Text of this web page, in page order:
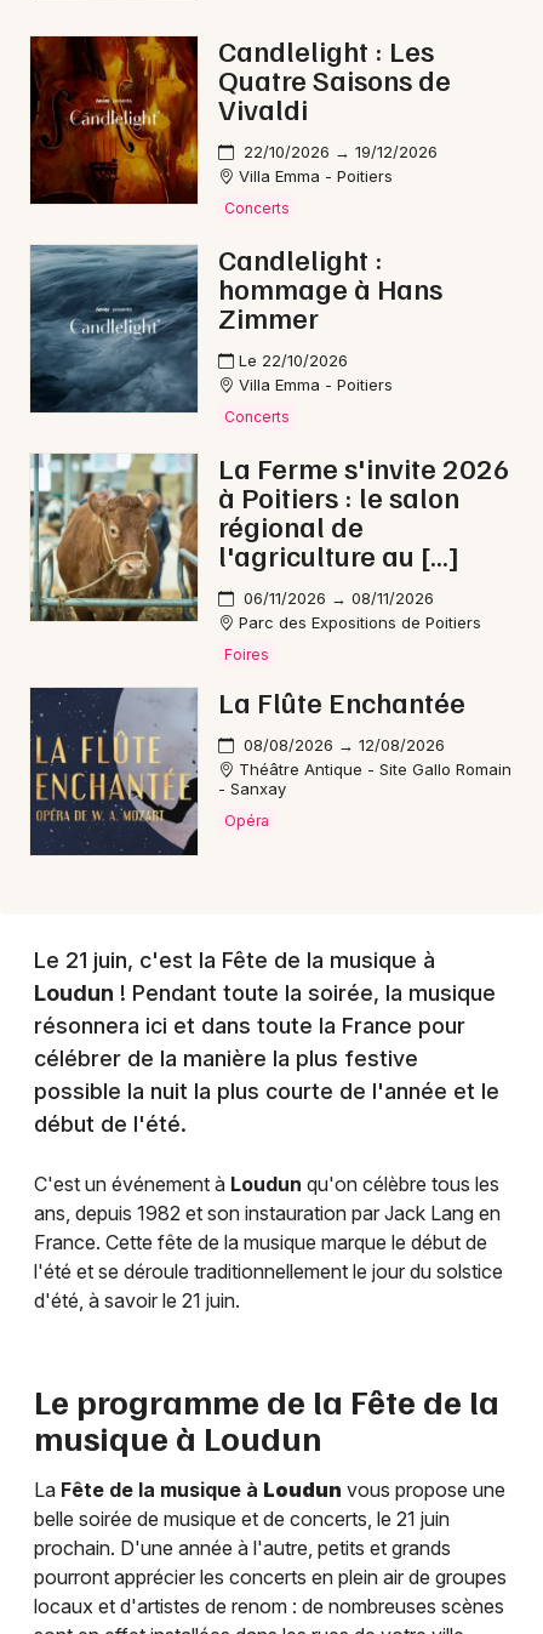
Fête de la musique en Nouvelle-Aquitaine
Newsletter des sorties
Artistes en tournée
Actus à Loudun
Magazine à Loudun
Choisir mes départements
Mon email
Je m'abonne
Candlelight : Les
Quatre Saisons de
Vivaldi
22/10/2026 → 19/12/2026
Villa Emma - Poitiers
Concerts
Candlelight :
hommage à Hans
Zimmer
Le 22/10/2026
Villa Emma - Poitiers
Concerts
La Ferme s'invite 2026
à Poitiers : le salon
régional de
l'agriculture au […]
06/11/2026 → 08/11/2026
Parc des Expositions de Poitiers
Foires
La Flûte Enchantée
08/08/2026 → 12/08/2026
Théâtre Antique - Site Gallo Romain
- Sanxay
Opéra
Le 21 juin, c'est la Fête de la musique à
Loudun ! Pendant toute la soirée, la musique
résonnera ici et dans toute la France pour
célébrer de la manière la plus festive
possible la nuit la plus courte de l'année et le
début de l'été.
C'est un événement à Loudun qu'on célèbre tous les
ans, depuis 1982 et son instauration par Jack Lang en
France. Cette fête de la musique marque le début de
l'été et se déroule traditionnellement le jour du solstice
d'été, à savoir le 21 juin.
Le programme de la Fête de la
musique à Loudun
La Fête de la musique à Loudun vous propose une
belle soirée de musique et de concerts, le 21 juin
prochain. D'une année à l'autre, petits et grands
pourront apprécier les concerts en plein air de groupes
locaux et d'artistes de renom : de nombreuses scènes